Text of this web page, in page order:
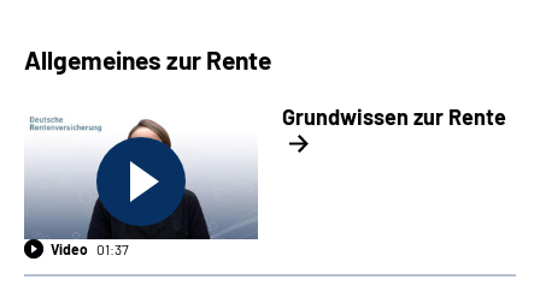
Über uns & Presse
Online-Services
Suche
Language
Allgemeines zur Rente
Grundwissen zur Rente
Video 01:37